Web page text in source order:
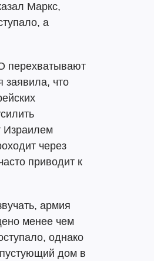
Маркс,
а
перехватывают
заявила, что
Израилем
через
приводит к
армия
менее чем
однако
дом в